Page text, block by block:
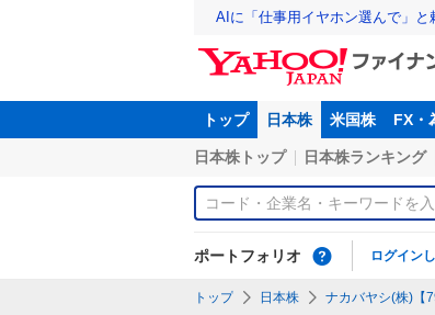
AIに「仕事用イヤホン選んで」と
トップ 日本株 米国株 FX・
日本株トップ 日本株ランキング
ポートフォリオ ログイン
トップ 日本株 ナカバヤシ(株)【